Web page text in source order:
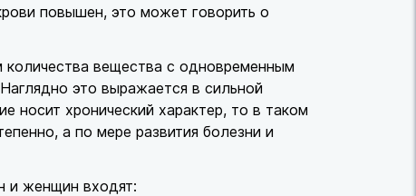
повышен, это может говорить о
количества вещества с одновременным
это выражается в сильной
носит хронический характер, то в таком
а по мере развития болезни и
и женщин входят: